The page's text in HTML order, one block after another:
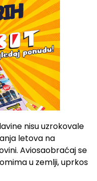
nisu uzrokovale
letova na
Aviosaobraćaj se
u zemlji, uprkos